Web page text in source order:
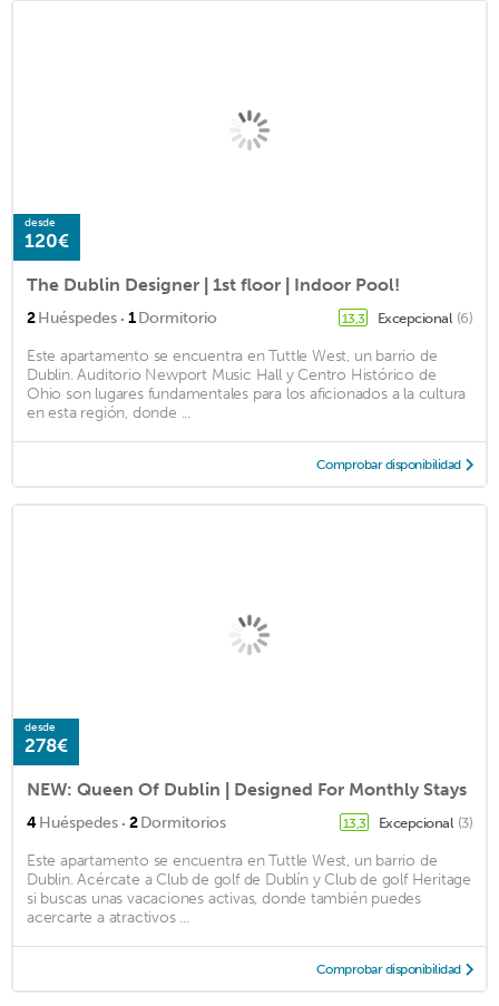
desde
120€
The Dublin Designer | 1st floor | Indoor Pool!
2Huéspedes · 1Dormitorio 13,3 Excepcional (6)
Este apartamento se encuentra en Tuttle West, un barrio de
Dublin. Auditorio Newport Music Hall y Centro Histórico de
Ohio son lugares fundamentales para los aficionados a la cultura
en esta región, donde ...
Comprobar disponibilidad
desde
278€
NEW: Queen Of Dublin | Designed For Monthly Stays
4Huéspedes · 2Dormitorios 13,3 Excepcional (3)
Este apartamento se encuentra en Tuttle West, un barrio de
Dublin. Acércate a Club de golf de Dublín y Club de golf Heritage
si buscas unas vacaciones activas, donde también puedes
acercarte a atractivos ...
Comprobar disponibilidad